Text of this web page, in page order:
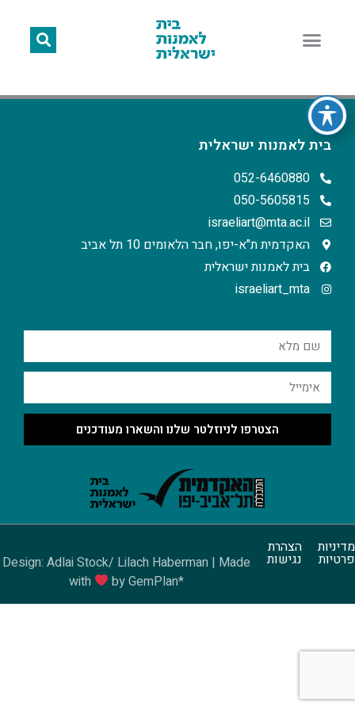
בית לאמנות ישראלית
052-6460880
050-5605815
israeliart@mta.ac.il
האקדמית ת"א-יפו, חבר הלאומים 10 תל אביב
בית לאמנות ישראלית
israeliart_mta
הצטרפו לניוזלטר שלנו והשארו מעודכנים
מדיניות
פרטיות
הצהרת
נגישות
Design: Adlai Stock/ Lilach Haberman | Made
with
by GemPlan*